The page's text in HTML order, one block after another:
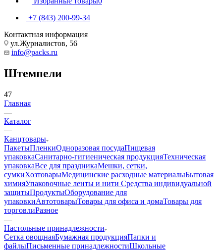
+7 (843) 200-99-34
Контактная информация
ул.Журналистов, 56
info@packs.ru
Штемпели
47
Главная
—
Каталог
—
Канцтовары
ПакетыПленкиОдноразовая посудаПищевая
упаковкаСанитарно-гигиеническая продукцияТехническая
упаковкаВсе для праздникаМешки, сетки,
сумкиХозтоварыМедицинские расходные материалыБытовая
химияУпаковочные ленты и нити Средства индивидуальной
защитыПродуктыОборудование для
упаковкиАвтотоварыТовары для офиса и домаТовары для
торговлиРазное
—
Настольные принадлежности
Сетка овощнаяБумажная продукцияПапки и
файлыПисьменные принадлежностиШкольные